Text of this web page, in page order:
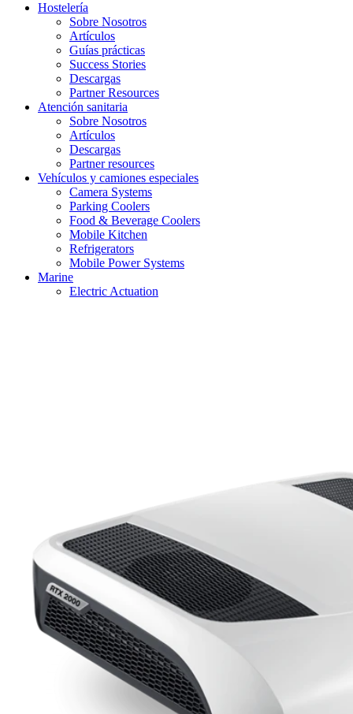
Hostelería
Sobre Nosotros
Artículos
Guías prácticas
Success Stories
Descargas
Partner Resources
Atención sanitaria
Sobre Nosotros
Artículos
Descargas
Partner resources
Vehículos y camiones especiales
Camera Systems
Parking Coolers
Food & Beverage Coolers
Mobile Kitchen
Refrigerators
Mobile Power Systems
Marine
Electric Actuation